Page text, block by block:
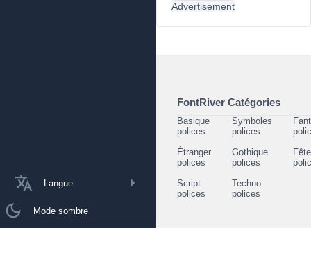
Langue
Mode sombre
Advertisement
FontRiver Catégories
Basique
polices
Symboles
polices
Étranger
polices
Gothique
polices
Script
polices
Techno
polices